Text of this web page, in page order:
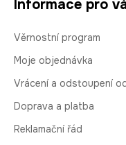
Informace pro
Věrnostní program
Moje objednávka
Vrácení a odstoupení
Doprava a platba
Reklamační řád